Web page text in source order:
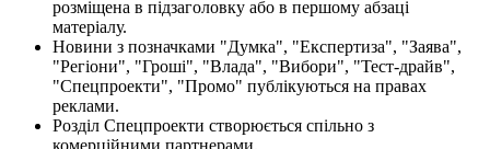
розміщена в підзаголовку або в першому абзаці
матеріалу.
Новини з позначками "Думка", "Експертиза", "Заява",
"Регіони", "Гроші", "Влада", "Вибори", "Тест-драйв",
"Спецпроекти", "Промо" публікуються на правах
реклами.
Розділ Спецпроекти створюється спільно з
комерційними партнерами.